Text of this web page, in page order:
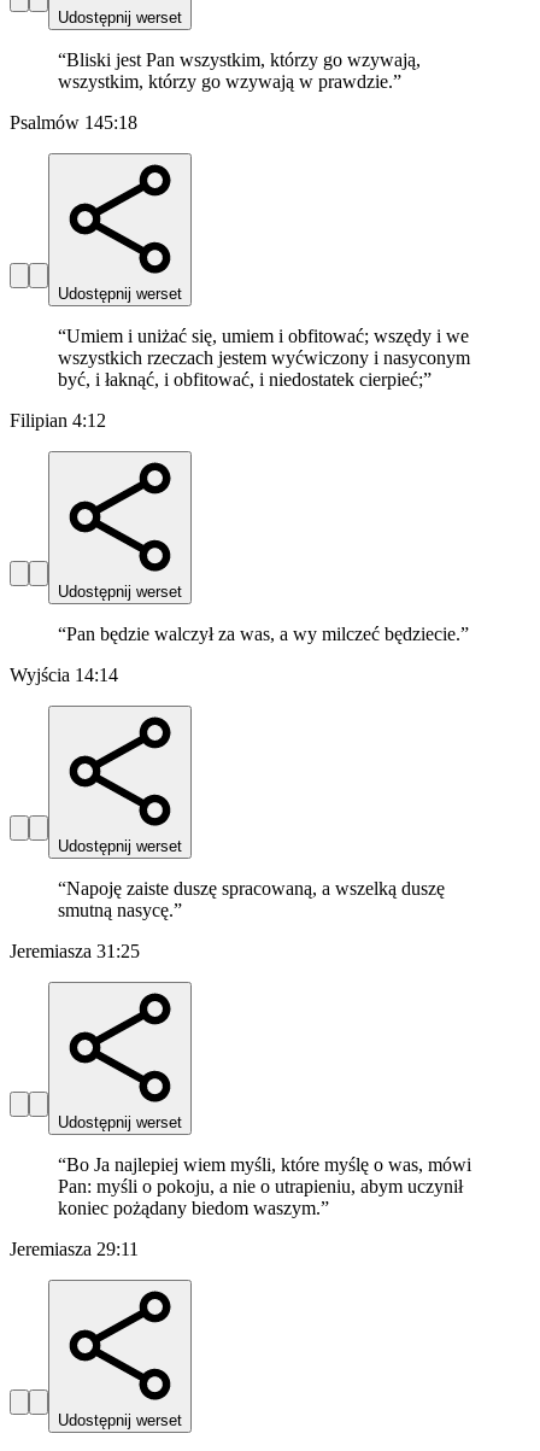
Udostępnij werset
“Bliski jest Pan wszystkim, którzy go wzywają,
wszystkim, którzy go wzywają w prawdzie.”
Psalmów 145:18
Udostępnij werset
“Umiem i uniżać się, umiem i obfitować; wszędy i we
wszystkich rzeczach jestem wyćwiczony i nasyconym
być, i łaknąć, i obfitować, i niedostatek cierpieć;”
Filipian 4:12
Udostępnij werset
“Pan będzie walczył za was, a wy milczeć będziecie.”
Wyjścia 14:14
Udostępnij werset
“Napoję zaiste duszę spracowaną, a wszelką duszę
smutną nasycę.”
Jeremiasza 31:25
Udostępnij werset
“Bo Ja najlepiej wiem myśli, które myślę o was, mówi
Pan: myśli o pokoju, a nie o utrapieniu, abym uczynił
koniec pożądany biedom waszym.”
Jeremiasza 29:11
Udostępnij werset